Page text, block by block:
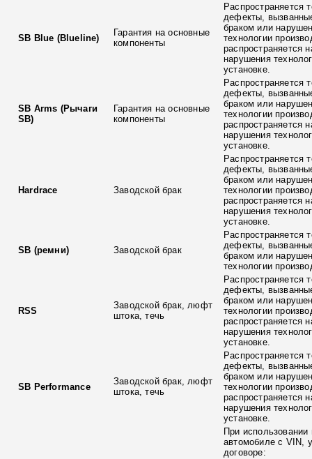
SB Blue (Blueline)
Гарантия на основные
компоненты
Распространяется
дефекты,
браком или
технологии
распространяется
нарушения
установке.
SB Arms (Рычаги
SB)
Гарантия на основные
компоненты
Распространяется
дефекты,
браком или
технологии
распространяется
нарушения
установке.
Hardrace Заводской брак
Распространяется
дефекты,
браком или
технологии
распространяется
нарушения
установке.
SB (ремни) Заводской брак
Распространяется
дефекты,
браком или
технологии
RSS
Заводской брак, люфт
штока, течь
Распространяется
дефекты,
браком или
технологии
распространяется
нарушения
установке.
SB Performance
Заводской брак, люфт
штока, течь
Распространяется
дефекты,
браком или
технологии
распространяется
нарушения
установке.
При использовании
автомобиле с VIN,
договоре: